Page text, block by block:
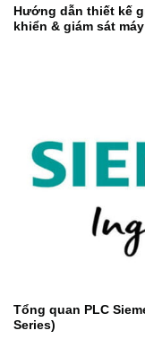
Hướng dẫn thiết kế
khiển & giám sát
Tổng quan PLC
Series)